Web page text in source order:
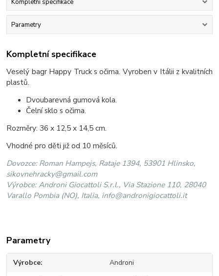
Kompletní specifikace
Parametry
Kompletní specifikace
Veselý bagr Happy Truck s očima. Vyroben v Itálii z kvalitních
plastů.
Dvoubarevná gumová kola.
Čelní sklo s očima.
Rozměry: 36 x 12,5 x 14,5 cm.
Vhodné pro děti již od 10 měsíců.
Dovozce: Roman Hampejs, Rataje 1394, 53901 Hlinsko,
sikovnehracky@gmail.com
Výrobce: Androni Giocattoli S.r.l., Via Stazione 110, 28040
Varallo Pombia (NO), Italia, info@andronigiocattoli.it
Parametry
Výrobce Androni